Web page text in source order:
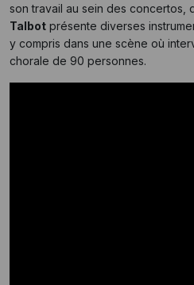
son travail au sein des concertos,
Talbot présente diverses
y compris dans une scène où
chorale de 90 personnes.